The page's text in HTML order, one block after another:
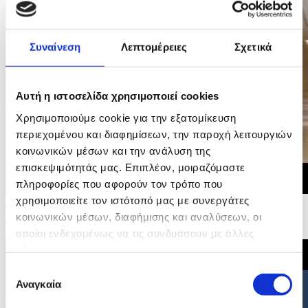
Συναίνεση Λεπτομέρειες Σχετικά
Αυτή η ιστοσελίδα χρησιμοποιεί cookies
Χρησιμοποιούμε cookie για την εξατομίκευση
περιεχομένου και διαφημίσεων, την παροχή λειτουργιών
κοινωνικών μέσων και την ανάλυση της
επισκεψιμότητάς μας. Επιπλέον, μοιραζόμαστε
πληροφορίες που αφορούν τον τρόπο που
χρησιμοποιείτε τον ιστότοπό μας με συνεργάτες
κοινωνικών μέσων, διαφήμισης και αναλύσεων, οι
οποίοι ενδεχομένως να τις συνδυάσουν με άλλες
των υπηρεσιών τους.
συγκατάθεσης
Αναγκαία
29/06/2026 20:35
Δήλωση του Υπουργού Εσωτερικών για την υιοθέτηση
Συμπερασμάτων Συμβουλίου για τη Στέγαση